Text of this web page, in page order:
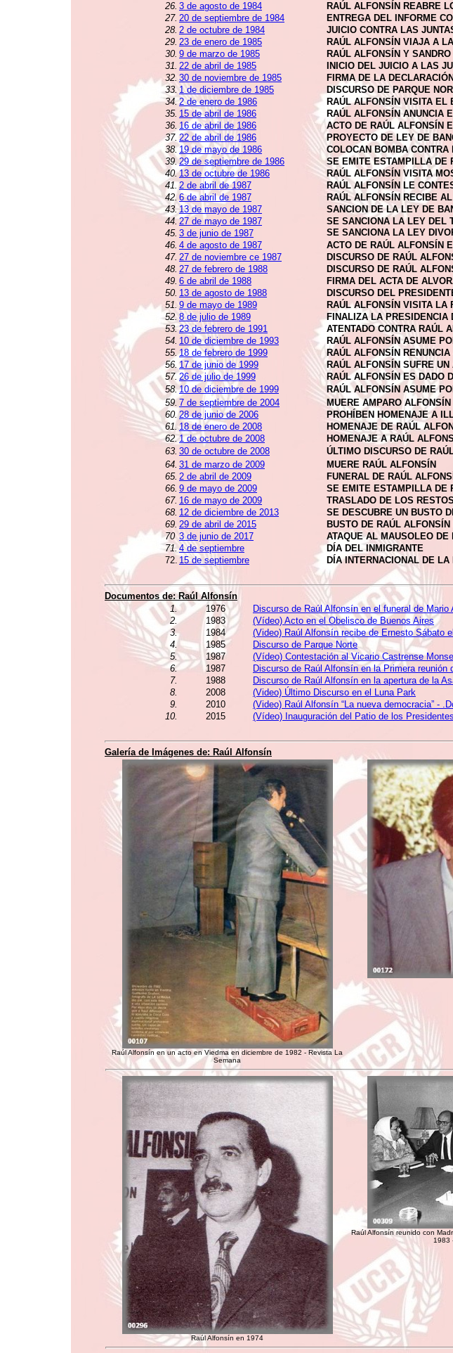
26. 3 de agosto de 1984
RAÚL ALFONSÍN REABRE
27. 20 de septiembre de 1984
ENTREGA DEL INFORME
28. 2 de octubre de 1984
JUICIO CONTRA LAS
29. 23 de enero de 1985
RAÚL ALFONSÍN VIAJA A
30. 9 de marzo de 1985
RAÚL ALFONSÍN Y
31. 22 de abril de 1985
INICIO DEL JUICIO A LAS
32. 30 de noviembre de 1985
FIRMA DE LA
33. 1 de diciembre de 1985
DISCURSO DE PARQUE
34.2 de enero de 1986
RAÚL ALFONSÍN VISITA EL
35. 15 de abril de 1986
RAÚL ALFONSÍN ANUNCIA
36. 16 de abril de 1986
ACTO DE RAÚL ALFONSÍN
37. 22 de abril de 1986
PROYECTO DE LEY DE
38. 19 de mayo de 1986
COLOCAN BOMBA CONTRA
39.29 de septiembre de 1986
SE EMITE ESTAMPILLA DE
40.13 de octubre de 1986
RAÚL ALFONSÍN VISITA
41. 2 de abril de 1987
RAÚL ALFONSÍN LE
42. 6 de abril de 1987
RAÚL ALFONSÍN RECIBE
43. 13 de mayo de 1987
SANCION DE LA LEY DE
44.27 de mayo de 1987
SE SANCIONA LA LEY DEL
45. 3 de junio de 1987
SE SANCIONA LA LEY
46. 4 de agosto de 1987
ACTO DE RAÚL ALFONSÍN
47. 27 de noviembre ce 1987
DISCURSO DE RAÚL
48. 27 de febrero de 1988
DISCURSO DE RAÚL
49. 6 de abril de 1988
FIRMA DEL ACTA DE
50. 13 de agosto de 1988
DISCURSO DEL
51. 9 de mayo de 1989
RAÚL ALFONSÍN VISITA LA
52. 8 de julio de 1989
FINALIZA LA PRESIDENCIA
53.23 de febrero de 1991
ATENTADO CONTRA RAÚL
54. 10 de diciembre de 1993
RAÚL ALFONSÍN ASUME
55. 18 de febrero de 1999
RAÚL ALFONSÍN
56. 17 de junio de 1999
RAÚL ALFONSÍN SUFRE UN
57. 26 de julio de 1999
RAÚL ALFONSÍN ES DADO
58.10 de diciembre de 1999
RAÚL ALFONSÍN ASUME
59. 7 de septiembre de 2004
MUERE AMPARO ALFONSÍN
60. 28 de junio de 2006
PROHÍBEN HOMENAJE A
61. 18 de enero de 2008
HOMENAJE DE RAÚL
62.1 de octubre de 2008
HOMENAJE A RAÚL
63. 30 de octubre de 2008
ÚLTIMO DISCURSO DE
64. 31 de marzo de 2009
MUERE RAÚL ALFONSÍN
65. 2 de abril de 2009
FUNERAL DE RAÚL
66. 9 de mayo de 2009
SE EMITE ESTAMPILLA DE
67. 16 de mayo de 2009
TRASLADO DE LOS
68. 12 de diciembre de 2013
SE DESCUBRE UN BUSTO
69. 29 de abril de 2015
BUSTO DE RAÚL
70 3 de junio de 2017
ATAQUE AL MAUSOLEO DE
71.4 de septiembre
DÍA DEL INMIGRANTE
72. 15 de septiembre DÍA INTERNACIONAL DE LA
Documentos de:Raúl Alfonsín
1.
1976
Discurso de Raúl Alfonsín en el funeral de Mario
2.
1983
(Vídeo) Acto en el Obelisco de Buenos Aires
3.
1984
(Video) Raúl Alfonsín recibe de Ernesto Sábato
4.
1985
Discurso de Parque Norte
5.
1987
(Vídeo) Contestación al Vicario Castrense
6.
1987
Discurso de Raúl Alfonsín en la Primera
7.
1988
Discurso de Raúl Alfonsín en la apertura de la
8.
2008
(Video) Último Discurso en el Luna Park
9.
2010
(Video) Raúl Alfonsín “La nueva democracia” -
10.
2015 (Vídeo) Inauguración del Patio de los
Galería de Imágenes de: Raúl Alfonsín
Raúl Alfonsín en un acto en Viedma en diciembre de 1982 - Revista La
Semana
Raúl Alfonsín en 1974
Raúl Alfonsín reunido con
1983